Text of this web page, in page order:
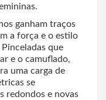
ganham traços
a força e o estilo
que
e o camuflado,
uma carga de
se
redondos e novas